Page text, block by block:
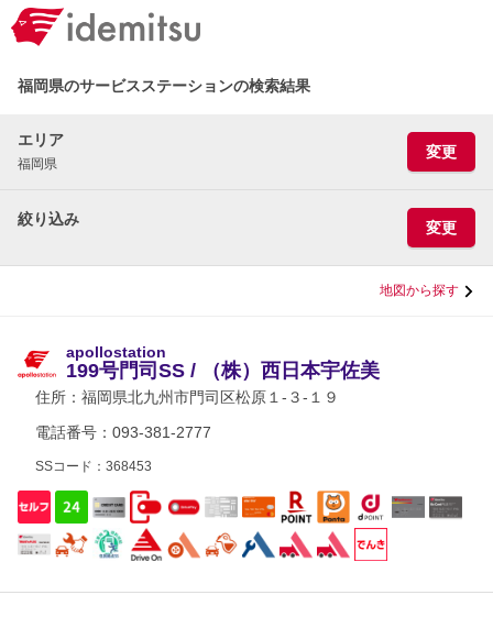
福岡県のサービスステーションの検索結果
エリア
福岡県
変更
絞り込み 変更
地図から探す
apollostation
199号門司SS / （株）西日本宇佐美
住所： 福岡県北九州市門司区松原１-３-１９
電話番号：093-381-2777
SSコード：368453